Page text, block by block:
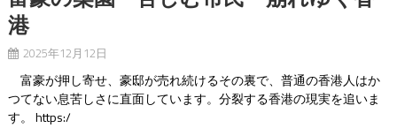
港
2025年12月12日
富豪が押し寄せ、豪邸が売れ続けるその裏で、普通の香港人はか
つてない息苦しさに直面しています。分裂する香港の現実を追いま
す。 https:/